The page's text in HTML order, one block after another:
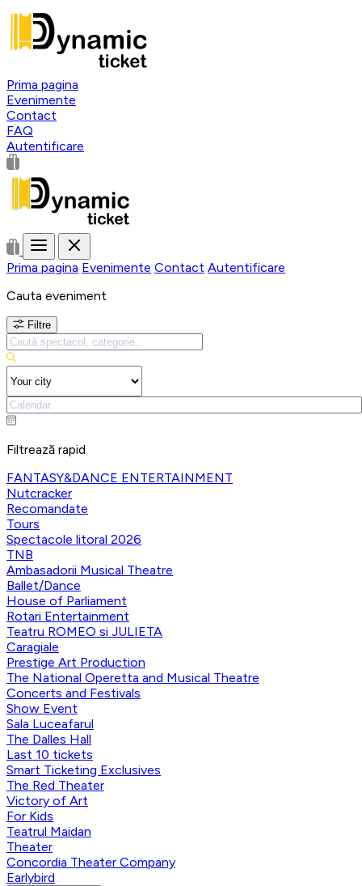
Prima pagina
Evenimente
Contact
FAQ
Autentificare
Prima pagina Evenimente Contact Autentificare
Cauta eveniment
Filtre
Filtrează rapid
FANTASY&DANCE ENTERTAINMENT
Nutcracker
Recomandate
Tours
Spectacole litoral 2026
TNB
Ambasadorii Musical Theatre
Ballet/Dance
House of Parliament
Rotari Entertainment
Teatru ROMEO si JULIETA
Caragiale
Prestige Art Production
The National Operetta and Musical Theatre
Concerts and Festivals
Show Event
Sala Luceafarul
The Dalles Hall
Last 10 tickets
Smart Ticketing Exclusives
The Red Theater
Victory of Art
For Kids
Teatrul Maidan
Theater
Concordia Theater Company
Earlybird